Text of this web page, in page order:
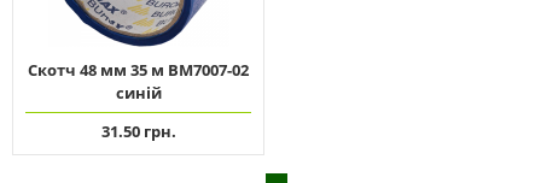
Скотч 48 мм 35 м ВМ7007-02
синій
31.50 грн.